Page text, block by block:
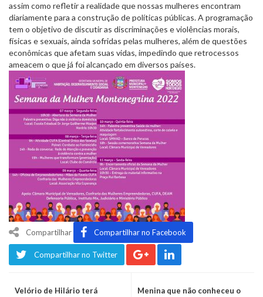
assim como refletir a realidade que nossas mulheres encontram
diariamente para a construção de políticas públicas. A programação
tem o objetivo de discutir as discriminações e violências morais,
físicas e sexuais, ainda sofridas pelas mulheres, além de questões
econômicas que afetam suas vidas, impedindo que retrocessos
ameacem o que já foi alcançado em diversos países.
Compartilhar Compartilhar no Facebook
Compartilhar no Twitter
Velório de Hilário terá
Menina que não conheceu o